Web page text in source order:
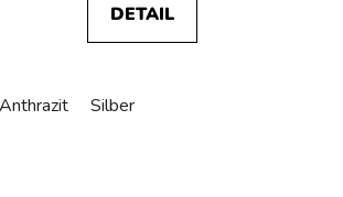
DETAIL
Anthrazit Silber